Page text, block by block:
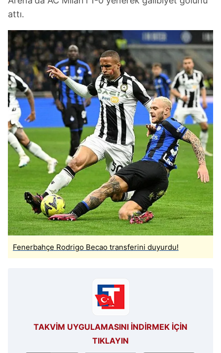
attı.
Fenerbahçe Rodrigo Becao transferini duyurdu!
TAKVİM UYGULAMASINI İNDİRMEK İÇİN
TIKLAYIN